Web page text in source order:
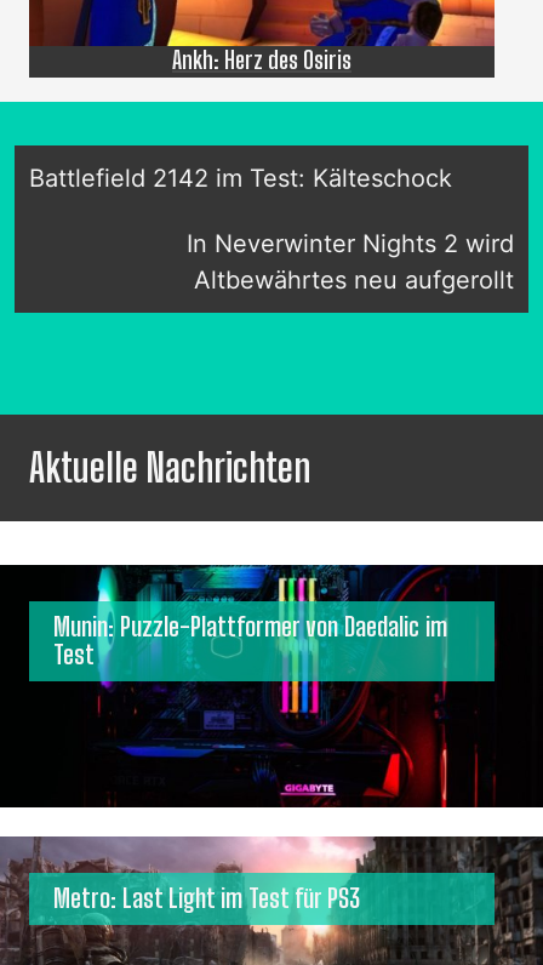
Ankh: Herz des Osiris
Battlefield 2142 im Test: Kälteschock
In Neverwinter Nights 2 wird
Altbewährtes neu aufgerollt
Aktuelle Nachrichten
Munin: Puzzle-Plattformer von Daedalic im
Test
Metro: Last Light im Test für PS3